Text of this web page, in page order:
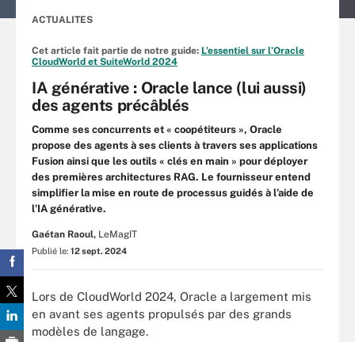
ACTUALITES
Cet article fait partie de notre guide: L’essentiel sur l’Oracle
CloudWorld et SuiteWorld 2024
IA générative : Oracle lance (lui aussi)
des agents précâblés
Comme ses concurrents et « coopétiteurs », Oracle
propose des agents à ses clients à travers ses applications
Fusion ainsi que les outils « clés en main » pour déployer
des premières architectures RAG. Le fournisseur entend
simplifier la mise en route de processus guidés à l’aide de
l’IA générative.
Gaétan Raoul, LeMagIT
Publié le: 12 sept. 2024
Lors de CloudWorld 2024, Oracle a largement mis
en avant ses agents propulsés par des grands
modèles de langage.